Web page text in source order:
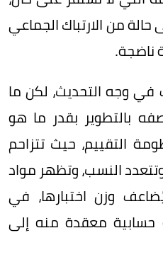
من الارتباك الجماعي
ناضجة.
في وجه التحديث، لكن ما
بالتطوير بقدر ما هو
التقييم، حيث تتزاحم
وتتعدد النسب، وتظهر مواد
وزن اختبارها، في
معقدة منه إلى